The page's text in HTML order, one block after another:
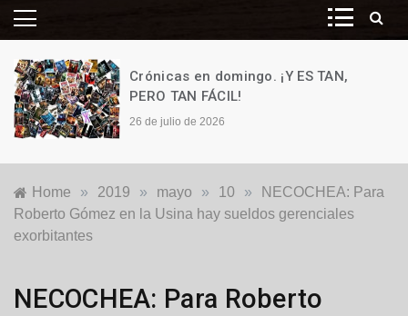
Crónicas en domingo. ¡Y ES TAN,
PERO TAN FÁCIL!
26 de julio de 2026
Home » 2019 » mayo » 10 »
NECOCHEA: Para
Roberto Gómez en la Usina hay sueldos gerenciales
exorbitantes
Generales ,
Locales ,
NECOCHEA: Para Roberto